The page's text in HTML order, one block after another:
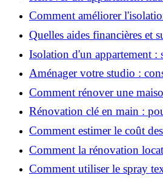
conseils pratiques et
Comment améliorer
appartement ?
Quelles aides financières et
rénover votre appartement en
Isolation d'un appartement :
prix et conseils
Aménager votre studio :
erreurs à éviter
Comment rénover une
avec 50 000 € : budget,
Rénovation clé en main :
solution et à quoi faire
Comment estimer le coût
?
Comment la rénovation
rentabilité de votre parc
Comment utiliser le spray